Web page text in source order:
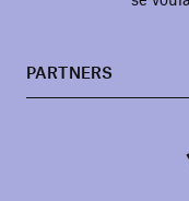
PARTNERS